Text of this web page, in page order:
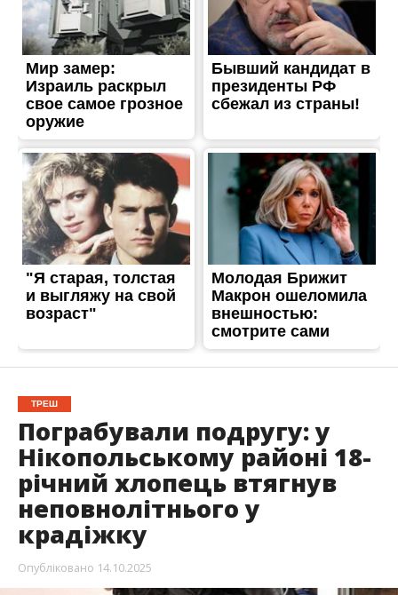
ТРЕШ
Пограбували подругу: у
Нікопольському районі 18-
річний хлопець втягнув
неповнолітнього у
крадіжку
Опубліковано 14.10.2025